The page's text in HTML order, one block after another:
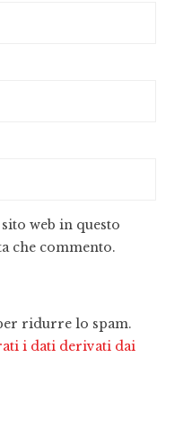
web in questo
che commento.
ridurre lo spam.
i dati derivati dai